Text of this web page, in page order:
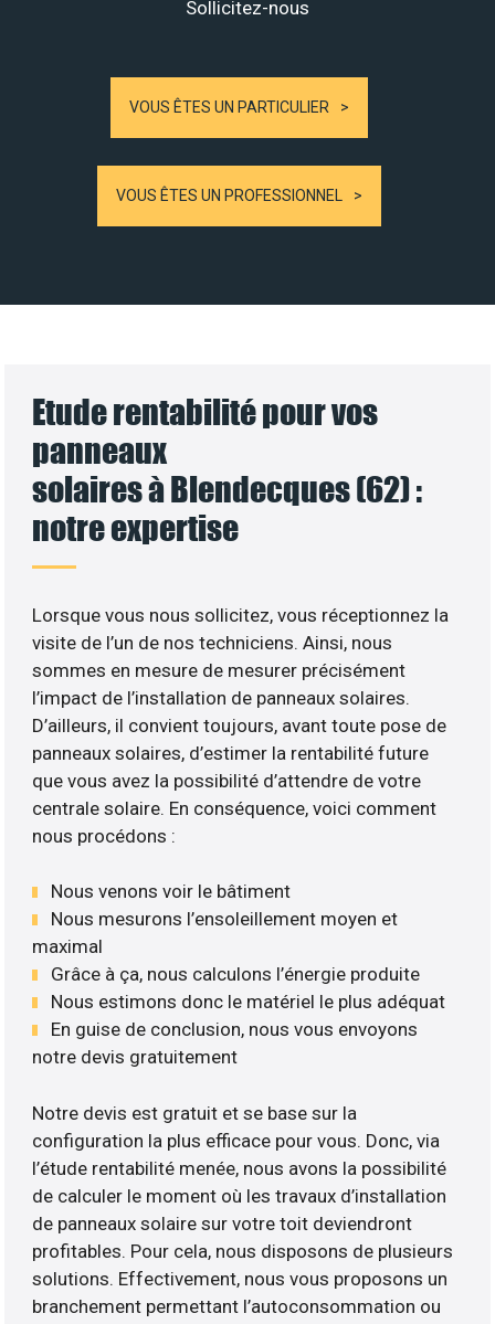
Sollicitez-nous
VOUS ÊTES UN PARTICULIER
VOUS ÊTES UN PROFESSIONNEL
Etude rentabilité pour vos
panneaux
solaires à Blendecques (62) :
notre expertise
Lorsque vous nous sollicitez, vous réceptionnez la
visite de l’un de nos techniciens. Ainsi, nous
sommes en mesure de mesurer précisément
l’impact de l’installation de panneaux solaires.
D’ailleurs, il convient toujours, avant toute pose de
panneaux solaires, d’estimer la rentabilité future
que vous avez la possibilité d’attendre de votre
centrale solaire. En conséquence, voici comment
nous procédons :
Nous venons voir le bâtiment
Nous mesurons l’ensoleillement moyen et
maximal
Grâce à ça, nous calculons l’énergie produite
Nous estimons donc le matériel le plus adéquat
En guise de conclusion, nous vous envoyons
notre devis gratuitement
Notre devis est gratuit et se base sur la
configuration la plus efficace pour vous. Donc, via
l’étude rentabilité menée, nous avons la possibilité
de calculer le moment où les travaux d’installation
de panneaux solaire sur votre toit deviendront
profitables. Pour cela, nous disposons de plusieurs
solutions. Effectivement, nous vous proposons un
branchement permettant l’autoconsommation ou